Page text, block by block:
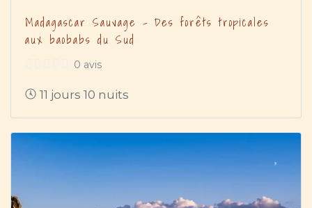
Madagascar Sauvage – Des forêts tropicales
aux baobabs du Sud
0 avis
11 jours 10 nuits